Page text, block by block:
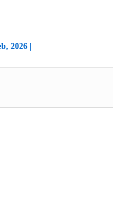
2026 |